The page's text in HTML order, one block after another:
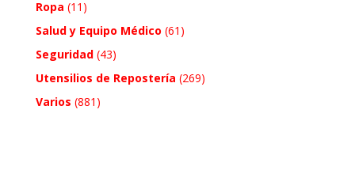
Ropa (11)
Salud y Equipo Médico (61)
Seguridad (43)
Utensilios de Repostería (269)
Varios (881)